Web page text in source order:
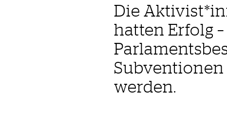
Die
hatten Erfolg
Subventionen
werden.